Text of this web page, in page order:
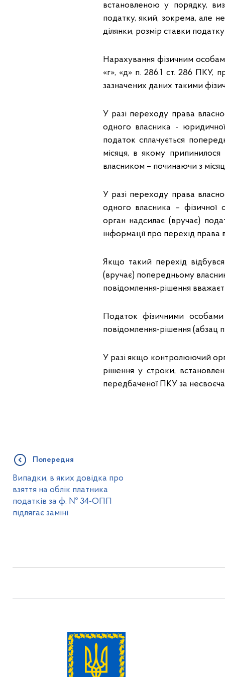
встановленою у порядку,
податку, який, зокрема, але
ділянки, розмір ставки
Нарахування фізичним
«г», «д» п. 286.1 ст. 286 ПКУ,
зазначених даних такими
У разі переходу права
одного власника -
податок сплачується
місяця, в якому
власником – починаючи з
У разі переходу права
одного власника –
орган надсилає (вручає)
інформації про перехід права
Якщо такий перехід
(вручає) попередньому
повідомлення-рішення
Податок фізичними
повідомлення-рішення (абзац
У разі якщо контролюючий
рішення у строки,
передбаченої ПКУ за
Попередня
Випадки, в яких довідка про
взяття на облік платника
податків за ф. № 34-ОПП
підлягає заміні